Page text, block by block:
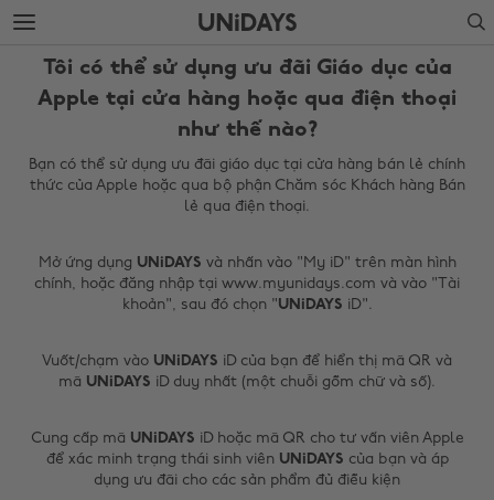
Chuyển
ngay
Chuyển
ngay
Search
Tôi có thể sử dụng ưu đãi Giáo dục của
Apple tại cửa hàng hoặc qua điện thoại
như thế nào?
Bạn có thể sử dụng ưu đãi giáo dục tại cửa hàng bán lẻ chính
thức của Apple hoặc qua bộ phận Chăm sóc Khách hàng Bán
lẻ qua điện thoại.
Mở ứng dụng UNiDAYS và nhấn vào "My iD" trên màn hình
chính, hoặc đăng nhập tại www.myunidays.com và vào "Tài
khoản", sau đó chọn "UNiDAYS iD".
Vuốt/chạm vào UNiDAYS iD của bạn để hiển thị mã QR và
mã UNiDAYS iD duy nhất (một chuỗi gồm chữ và số).
Cung cấp mã UNiDAYS iD hoặc mã QR cho tư vấn viên Apple
để xác minh trạng thái sinh viên UNiDAYS của bạn và áp
dụng ưu đãi cho các sản phẩm đủ điều kiện
Australia
Brasil
Canada
Nederland
Norge
Österreich